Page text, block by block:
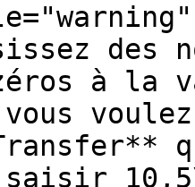
des
à la
saisir